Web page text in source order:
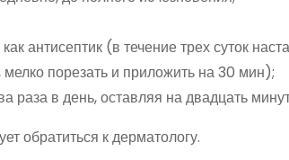
антисептик (в течение трех суток
порезать и приложить на 30 мин);
раза в день, оставляя на двадцать
обратиться к дерматологу.